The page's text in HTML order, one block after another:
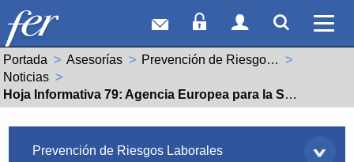
Correo webAcceso Socios
Acceso
Portada Asesorías
Prevención de Riesgos Laborales
Noticias
Actual:
Hoja Informativa 79: Agencia Europea para la Seguridad y Salud en el Trabajo
Prevención de Riesgos Laborales